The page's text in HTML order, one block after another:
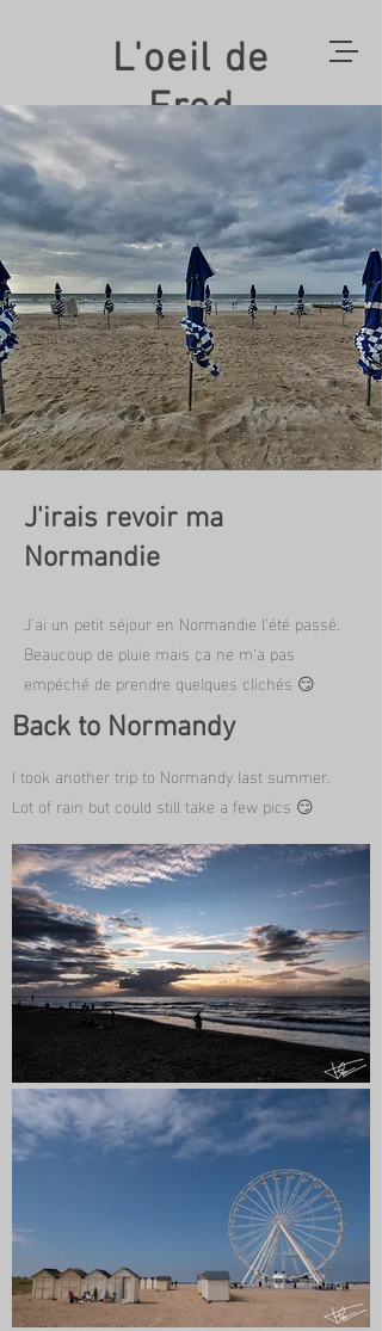
L'oeil de
Fred
J'irais revoir ma
Normandie
J'ai un petit séjour en Normandie l'été passé.
Beaucoup de pluie mais ça ne m'a pas
empéché de prendre quelques clichés 😏
Back to Normandy
I took another trip to Normandy last summer.
Lot of rain but could still take a few pics 😏